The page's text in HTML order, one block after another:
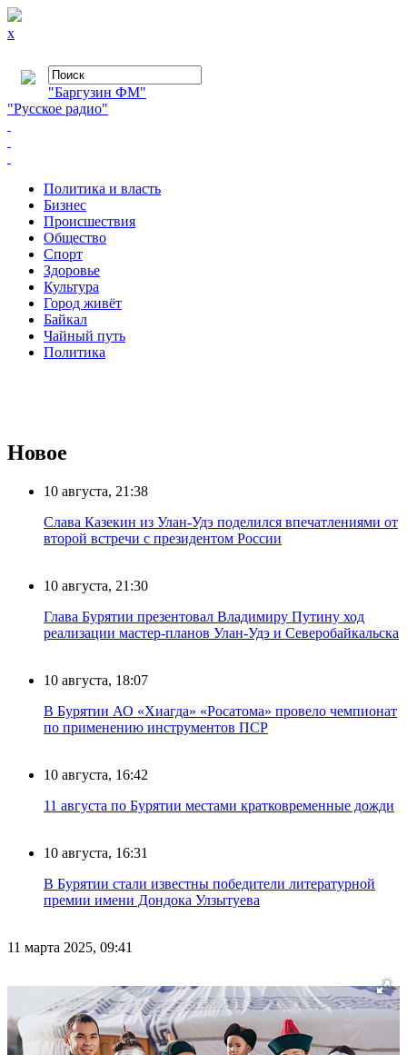
x
"Баргузин ФМ"
"Русское радио"
Политика и власть
Бизнес
Происшествия
Общество
Cпорт
Здоровье
Культура
Город живёт
Байкал
Чайный путь
Политика
Новое
10 августа, 21:38
Слава Казекин из Улан-Удэ поделился впечатлениями от
второй встречи с президентом России
10 августа, 21:30
Глава Бурятии презентовал Владимиру Путину ход
реализации мастер-планов Улан-Удэ и Северобайкальска
10 августа, 18:07
В Бурятии АО «Хиагда» «Росатома» провело чемпионат
по применению инструментов ПСР
10 августа, 16:42
11 августа по Бурятии местами кратковременные дожди
10 августа, 16:31
В Бурятии стали известны победители литературной
премии имени Дондока Улзытуева
11 марта 2025, 09:41